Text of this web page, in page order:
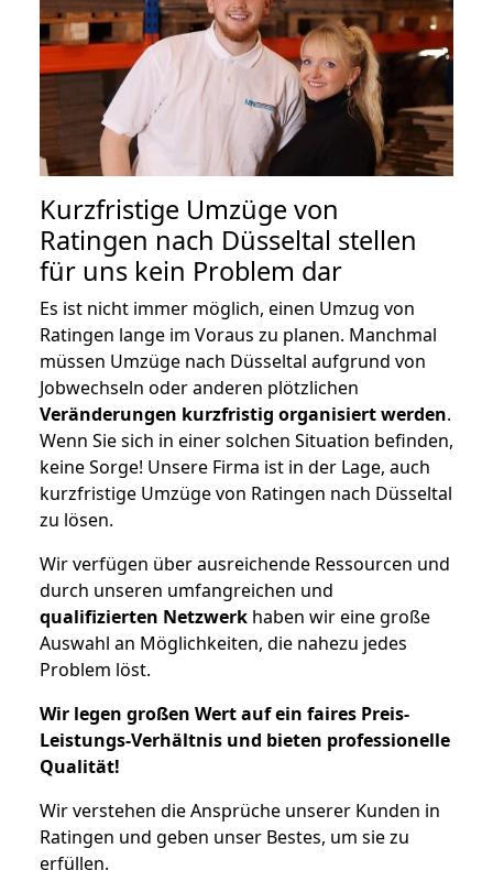
Kurzfristige Umzüge von
Ratingen nach Düsseltal stellen
für uns kein Problem dar
Es ist nicht immer möglich, einen Umzug von
Ratingen lange im Voraus zu planen. Manchmal
müssen Umzüge nach Düsseltal aufgrund von
Jobwechseln oder anderen plötzlichen
Veränderungen kurzfristig organisiert werden.
Wenn Sie sich in einer solchen Situation befinden,
keine Sorge! Unsere Firma ist in der Lage, auch
kurzfristige Umzüge von Ratingen nach Düsseltal
zu lösen.
Wir verfügen über ausreichende Ressourcen und
durch unseren umfangreichen und
qualifizierten Netzwerk haben wir eine große
Auswahl an Möglichkeiten, die nahezu jedes
Problem löst.
Wir legen großen Wert auf ein faires Preis-
Leistungs-Verhältnis und bieten professionelle
Qualität!
Wir verstehen die Ansprüche unserer Kunden in
Ratingen und geben unser Bestes, um sie zu
erfüllen.